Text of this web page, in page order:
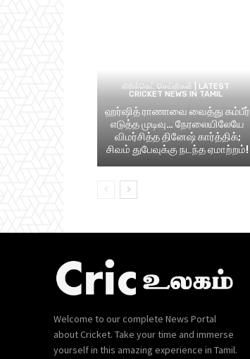
கிரிக்கெட் செய்திகள் | LATEST
CRICKET NEWS IN TAMIL
ஹர்ஷித் ராணாவை வைத்து கம்பீர்
எடுத்த முடிவு… நேரலையிலேயே
விமர்சித்த தினேஷ் கார்த்திக்;
சிவம் துபேவுக்கு நடந்த ஏமாற்றம்!
Welcome to our complete News Portal
about Cricket. Take your time and immerse
yourself in this amazing experience in Tamil.